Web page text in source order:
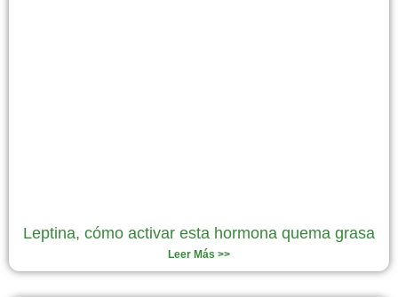
Leptina, cómo activar esta hormona quema grasa
Leer Más >>